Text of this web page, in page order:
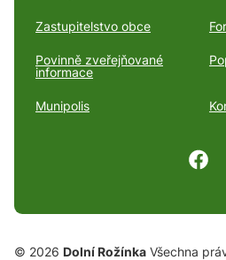
Zastupitelstvo obce
Povinně zveřejňované
informace
Munipolis
© 2026 Dolní Rožínka Všechna